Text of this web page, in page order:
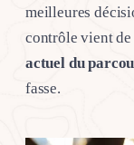
meilleures
contrôle vient de
actuel du
fasse.